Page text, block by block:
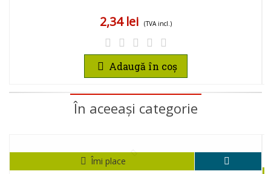
2,34 lei (TVA incl.)
Adaugă în coș
În aceeași categorie
Îmi place